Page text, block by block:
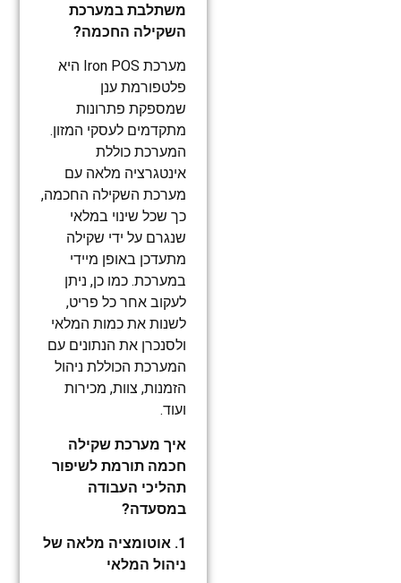
משתלבת במערכת
השקילה החכמה?
מערכת Iron POS היא
פלטפורמת ענן
שמספקת פתרונות
מתקדמים לעסקי המזון.
המערכת כוללת
אינטגרציה מלאה עם
מערכת השקילה החכמה,
כך שכל שינוי במלאי
שנגרם על ידי שקילה
מתעדכן באופן מיידי
במערכת. כמו כן, ניתן
לעקוב אחר כל פריט,
לשנות את כמות המלאי
ולסנכרן את הנתונים עם
המערכת הכוללת ניהול
הזמנות, צוות, מכירות
ועוד.
איך מערכת שקילה
חכמה תורמת לשיפור
תהליכי העבודה
במסעדה?
1. אוטומציה מלאה של
ניהול המלאי